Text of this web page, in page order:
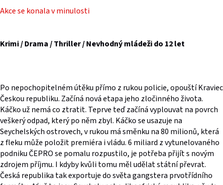
Akce se konala v minulosti
Krimi / Drama / Thriller / Nevhodný mládeži do 12 let
Po nepochopitelném útěku přímo z rukou policie, opouští Kraviec
Českou republiku. Začíná nová etapa jeho zločinného života.
Káčko už nemá co ztratit. Teprve teď začíná vyplouvat na povrch
veškerý odpad, který po něm zbyl. Káčko se usazuje na
Seychelských ostrovech, v rukou má směnku na 80 milionů, která
z fleku může položit premiéra i vládu. 6 miliard z vytunelovaného
podniku ČEPRO se pomalu rozpustilo, je potřeba přijít s novým
zdrojem příjmu. I kdyby kvůli tomu měl udělat státní převrat.
Česká republika tak exportuje do světa gangstera prvotřídního